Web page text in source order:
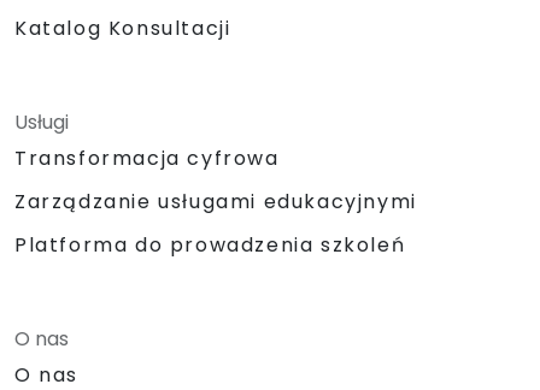
Katalog Konsultacji
Usługi
Transformacja cyfrowa
Zarządzanie usługami edukacyjnymi
Platforma do prowadzenia szkoleń
O nas
O nas